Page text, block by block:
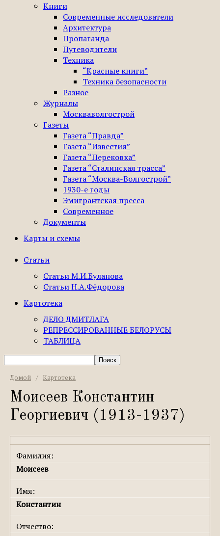
Книги
Современные исследователи
Архитектура
Пропаганда
Путеводители
Техника
“Красные книги”
Техника безопасности
Разное
Журналы
Москваволгострой
Газеты
Газета “Правда”
Газета “Известия”
Газета “Перековка”
Газета “Сталинская трасса”
Газета “Москва-Волгострой”
1930-е годы
Эмигрантская пресса
Современное
Документы
Карты и схемы
Статьи
Статьи М.И.Буланова
Статьи Н.А.Фёдорова
Картотека
ДЕЛО ДМИТЛАГА
РЕПРЕССИРОВАННЫЕ БЕЛОРУСЫ
ТАБЛИЦА
Домой / Картотека
Моисеев Константин
Георгиевич (1913-1937)
Фамилия:
Моисеев
Имя:
Константин
Отчество: